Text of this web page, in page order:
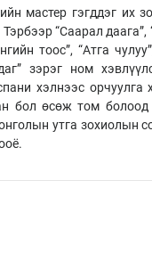
мастер гэгддэг
“Саарал даага”,
тоос”, “Атга
зэрэг ном
хэлнээс
бол өсөж том
утга зохиолын